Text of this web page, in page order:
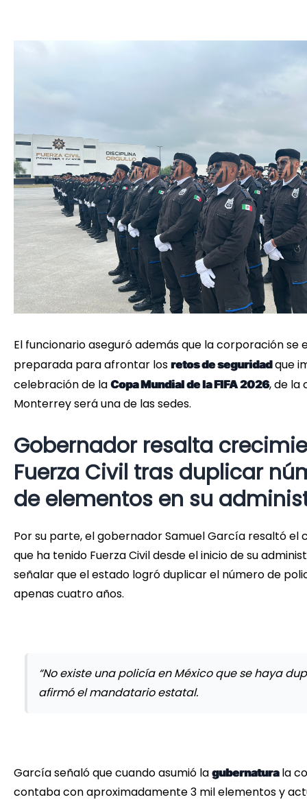
El funcionario aseguró además que la corporación se
preparada para afrontar los retos de seguridadque
celebración de la Copa Mundial de la FIFA 2026, de la
Monterrey será una de las sedes.
Gobernador resalta
Fuerza Civil tras duplicar
de elementos en su
Por su parte, el gobernador Samuel García resaltó el
que ha tenido Fuerza Civil desde el inicio de su
señalar que el estado logró duplicar el número de
apenas cuatro años.
“No existe una policía en México que se haya
afirmó el mandatario estatal.
García señaló que cuando asumió la gubernaturala
contaba con aproximadamente 3 mil elementos y